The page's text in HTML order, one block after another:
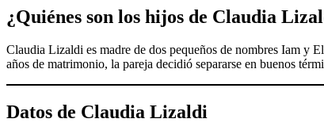
¿Quiénes son los hijos de Claudia
Claudia Lizaldi es madre de dos pequeños de nombres Iam y
años de matrimonio, la pareja decidió separarse en buenos
Datos de Claudia Lizaldi